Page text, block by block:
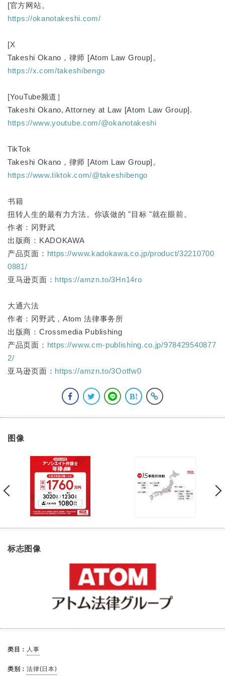
[官方网站。
https://okanotakeshi.com/
[X
Takeshi Okano，律师 [Atom Law Group]。
https://x.com/takeshibengo
[YouTube频道］
Takeshi Okano, Attorney at Law [Atom Law Group].
https://www.youtube.com/@okanotakeshi
TikTok
Takeshi Okano，律师 [Atom Law Group]。
https://www.tiktok.com/@takeshibengo
书籍
扭转人生的最有力方法。你该做的 "目标 "就在眼前。
作者：冈野武
出版商：KADOKAWA
产品页面： https://www.kadokawa.co.jp/product/32210700
0881/
亚马逊页面： https://amzn.to/3Hn14ro
大通六法
作者：冈野武，Atom 法律事务所
出版商：Crossmedia Publishing
产品页面： https://www.cm-publishing.co.jp/978429540877
2/
亚马逊页面： https://amzn.to/3Ootfw0
图像
标志图像
类目：人事
类别：法律(日本)